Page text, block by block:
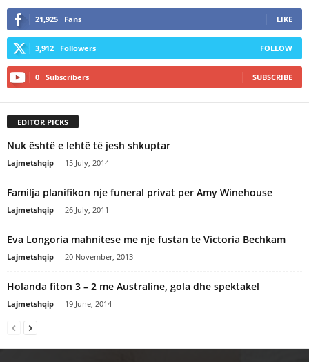
21,925 Fans LIKE
3,912 Followers FOLLOW
0 Subscribers SUBSCRIBE
EDITOR PICKS
Nuk është e lehtë të jesh shkuptar
Lajmetshqip - 15 July, 2014
Familja planifikon nje funeral privat per Amy Winehouse
Lajmetshqip - 26 July, 2011
Eva Longoria mahnitese me nje fustan te Victoria Bechkam
Lajmetshqip - 20 November, 2013
Holanda fiton 3 – 2 me Australine, gola dhe spektakel
Lajmetshqip - 19 June, 2014